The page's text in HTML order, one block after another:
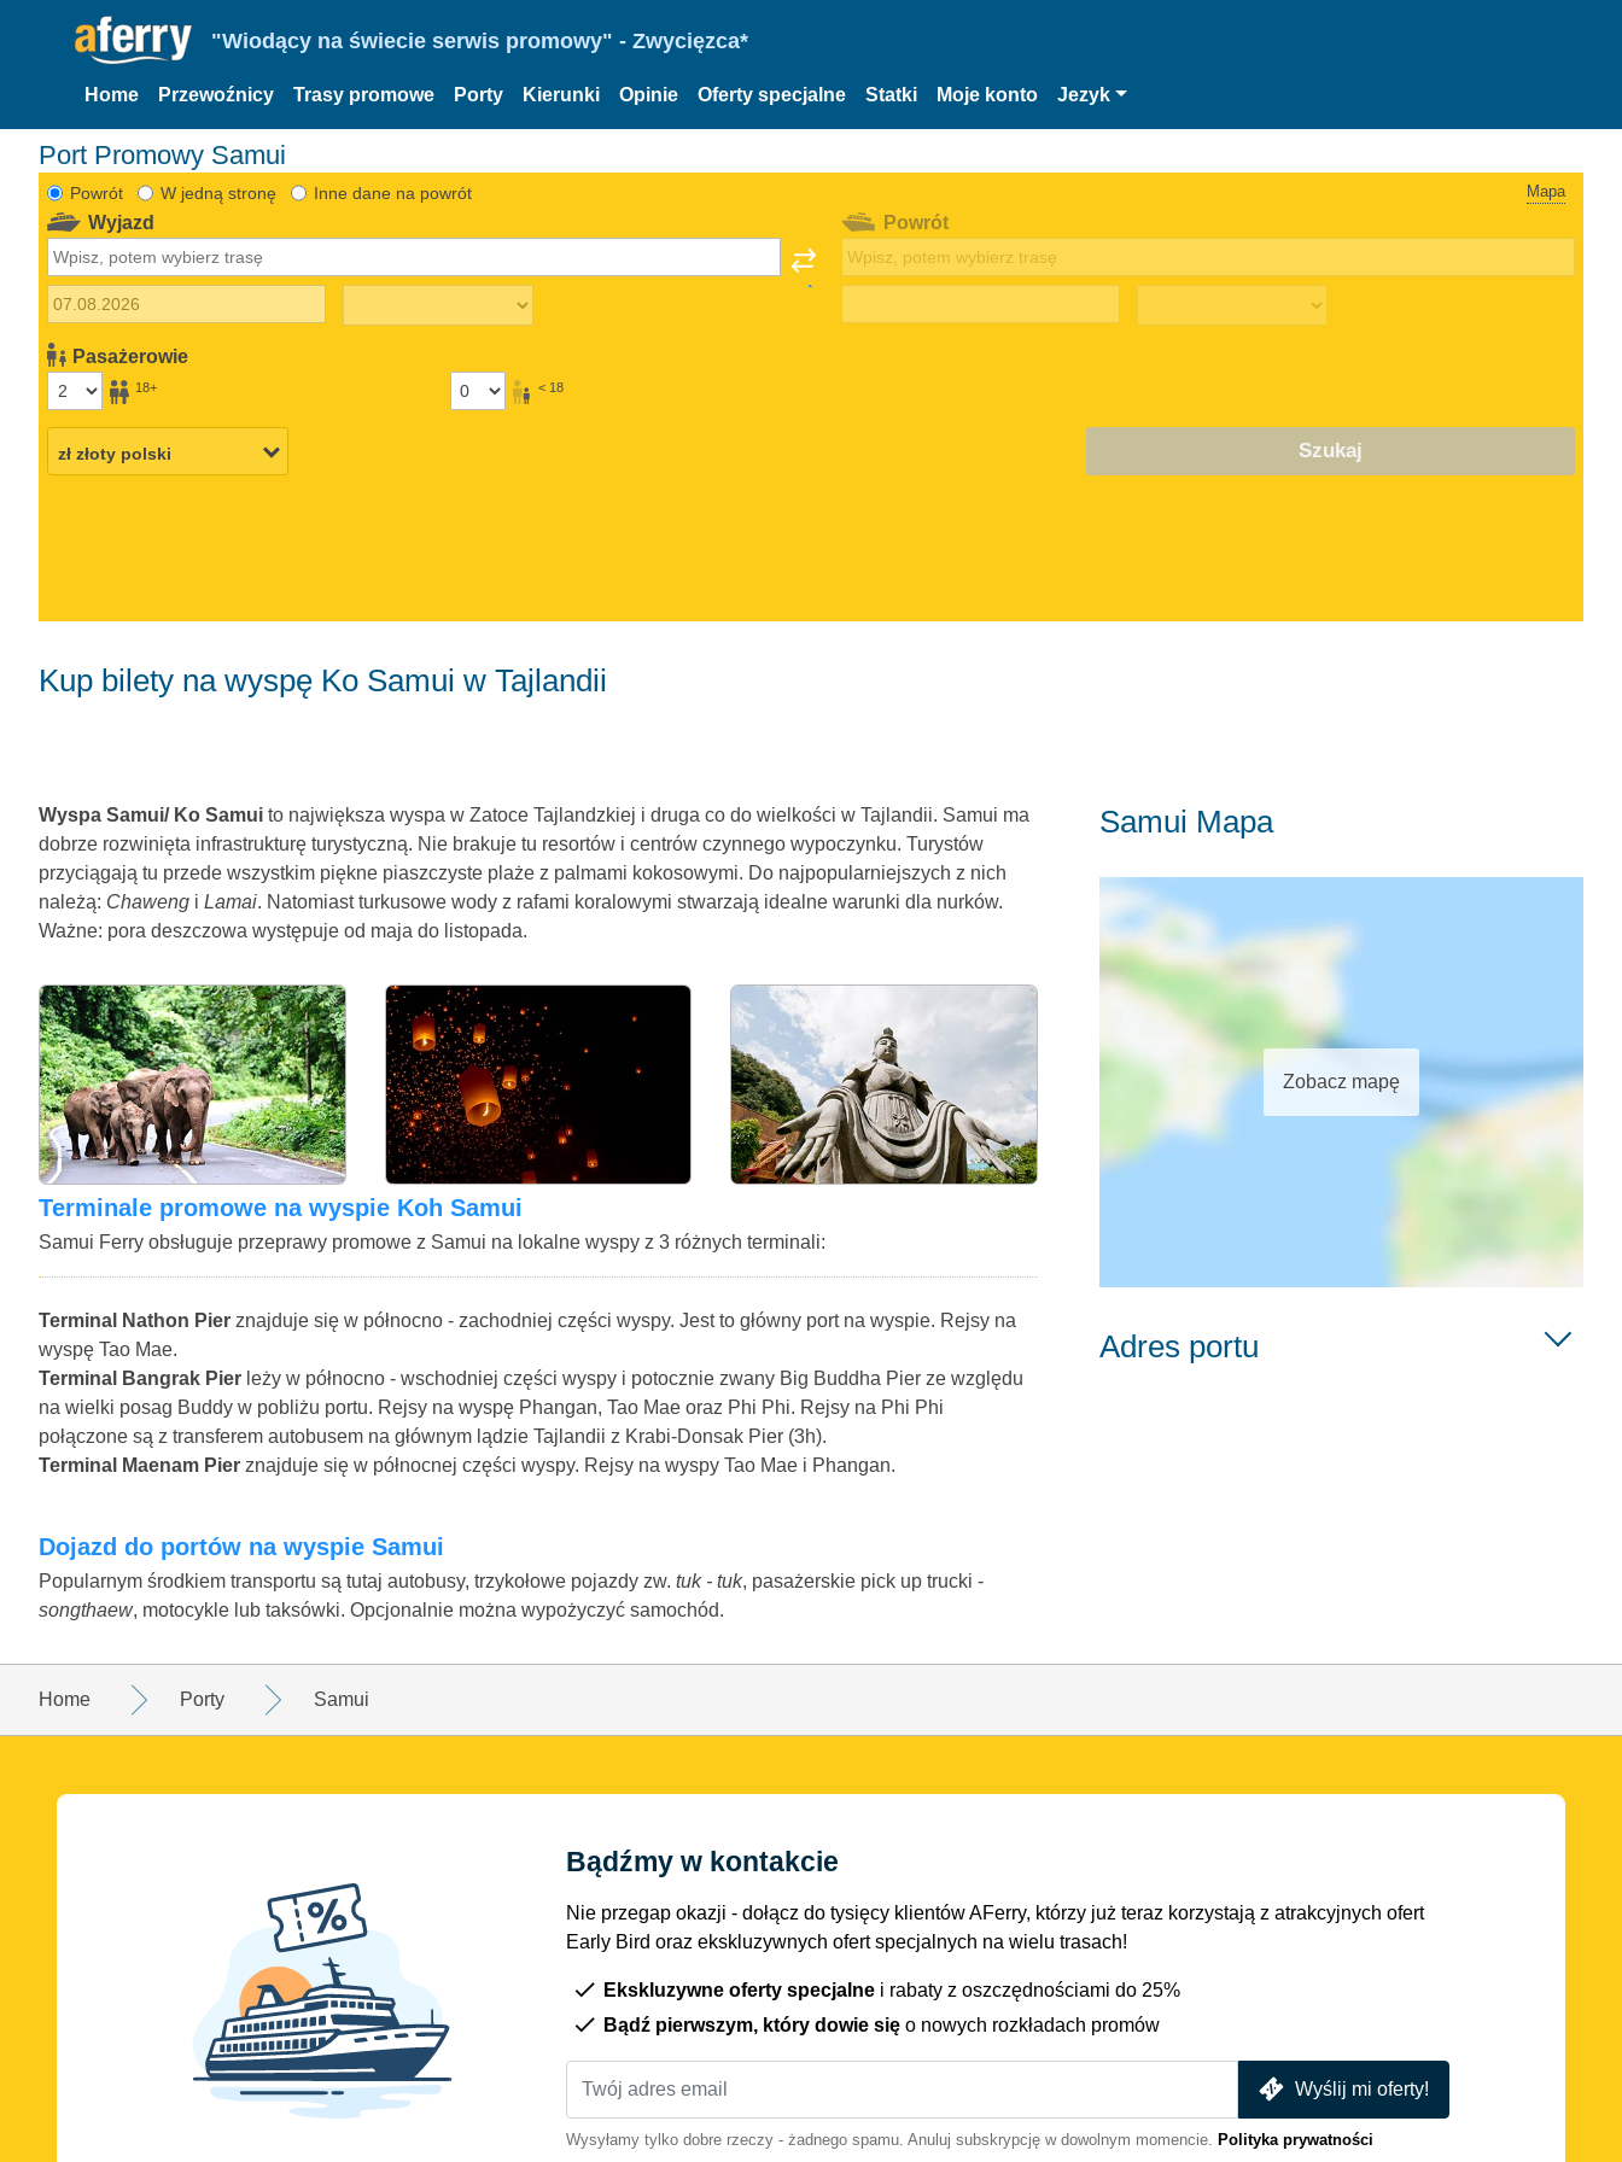
"Wiodący na świecie serwis promowy" - Zwycięzca*
Home Przewoźnicy Trasy promowe Porty Kierunki Opinie Oferty specjalne Statki Moje konto Jezyk
Port Promowy Samui
Powrót W jedną stronę Inne dane na powrót Mapa
Wyjazd
Pasażerowie
18+ < 18
Powrót
Szukaj
Kup bilety na wyspę Ko Samui w Tajlandii
Wyspa Samui/ Ko Samui to największa wyspa w Zatoce Tajlandzkiej i druga co do wielkości w Tajlandii. Samui ma
dobrze rozwinięta infrastrukturę turystyczną. Nie brakuje tu resortów i centrów czynnego wypoczynku. Turystów
przyciągają tu przede wszystkim piękne piaszczyste plaże z palmami kokosowymi. Do najpopularniejszych z nich
należą: Chaweng i Lamai. Natomiast turkusowe wody z rafami koralowymi stwarzają idealne warunki dla nurków.
Ważne: pora deszczowa występuje od maja do listopada.
Terminale promowe na wyspie Koh Samui
Samui Ferry obsługuje przeprawy promowe z Samui na lokalne wyspy z 3 różnych terminali:
Terminal Nathon Pier znajduje się w północno - zachodniej części wyspy. Jest to główny port na wyspie. Rejsy na
wyspę Tao Mae.
Terminal Bangrak Pier leży w północno - wschodniej części wyspy i potocznie zwany Big Buddha Pier ze względu
na wielki posag Buddy w pobliżu portu. Rejsy na wyspę Phangan, Tao Mae oraz Phi Phi. Rejsy na Phi Phi
połączone są z transferem autobusem na głównym lądzie Tajlandii z Krabi-Donsak Pier (3h).
Terminal Maenam Pier znajduje się w północnej części wyspy. Rejsy na wyspy Tao Mae i Phangan.
Dojazd do portów na wyspie Samui
Popularnym środkiem transportu są tutaj autobusy, trzykołowe pojazdy zw. tuk - tuk, pasażerskie pick up trucki -
songthaew, motocykle lub taksówki. Opcjonalnie można wypożyczyć samochód.
Samui Mapa
Zobacz mapę
Adres portu
Home Porty Samui
Bądźmy w kontakcie
Nie przegap okazji - dołącz do tysięcy klientów AFerry, którzy już teraz korzystają z atrakcyjnych ofert
Early Bird oraz ekskluzywnych ofert specjalnych na wielu trasach!
Ekskluzywne oferty specjalne i rabaty z oszczędnościami do 25%
Bądź pierwszym, który dowie się o nowych rozkładach promów
Wyślij mi oferty!
Wysyłamy tylko dobre rzeczy - żadnego spamu. Anuluj subskrypcję w dowolnym momencie. Polityka prywatności